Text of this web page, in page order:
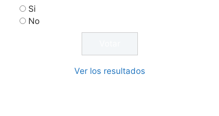
Si
No
Ver los resultados